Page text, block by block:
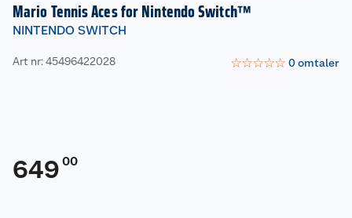
Mario Tennis Aces for Nintendo Switch™
NINTENDO SWITCH
Art nr: 45496422028 ☆☆☆☆☆ 0omtaler
649 00